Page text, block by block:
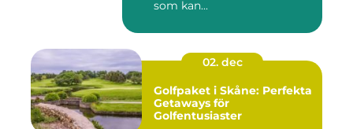
som kan...
02. dec
Golfpaket i Skåne: Perfekta
Getaways för
Golfentusiaster